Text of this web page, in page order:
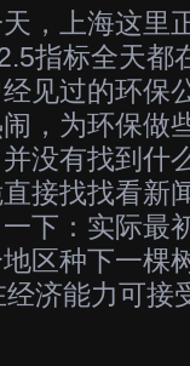
，上海这里
指标全天都
见过的环保
，为环保做
没有找到什
接找找看新
下：实际最
区种下一棵
济能力可接